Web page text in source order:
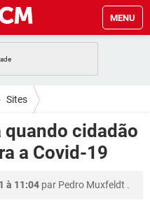
MENU
FACEBOOK
EXCEL
GMAIL
WHATSAPP
FACEBOOK
GMAIL
WHATSAPP
WHATSAPP
Sites
cidadão
a Covid-19
à 11:04 par Pedro Muxfeldt .